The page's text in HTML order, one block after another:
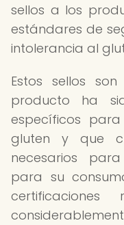
sellos a los
estándares de
intolerancia al
Estos sellos
producto ha
específicos
gluten y que
necesarios
para su
certificaciones